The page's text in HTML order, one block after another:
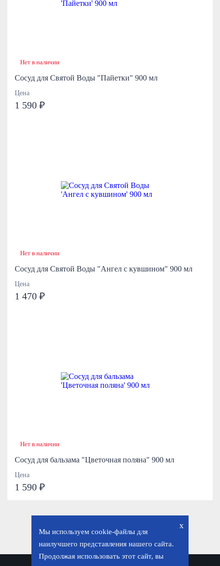
Нет в наличии
Сосуд для Святой Воды "Пайетки" 900 мл
Цена
1 590 ₽
Нет в наличии
Сосуд для Святой Воды "Ангел с кувшином" 900 мл
Цена
1 470 ₽
Нет в наличии
Сосуд для бальзама "Цветочная поляна" 900 мл
Цена
1 590 ₽
x
Мы используем cookie-файлы для
наилучшего представления нашего сайта.
Продолжая использовать этот сайт, вы